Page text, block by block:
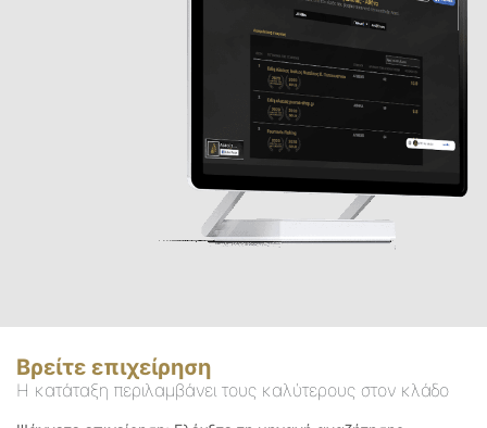
Βρείτε επιχείρηση
Η κατάταξη περιλαμβάνει τους καλύτερους στον κλάδο